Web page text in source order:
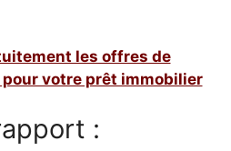
les offres de
votre prêt immobilier
: